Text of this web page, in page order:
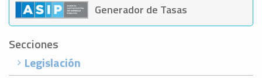
Generador de Tasas
Secciones
Legislación